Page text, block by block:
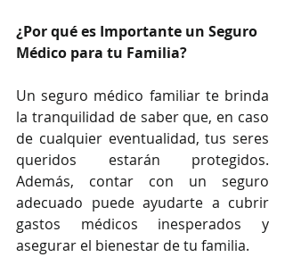
¿Por qué es Importante un Seguro
Médico para tu Familia?
Un seguro médico familiar te brinda
la tranquilidad de saber que, en caso
de cualquier eventualidad, tus seres
queridos estarán protegidos.
Además, contar con un seguro
adecuado puede ayudarte a cubrir
gastos médicos inesperados y
asegurar el bienestar de tu familia.